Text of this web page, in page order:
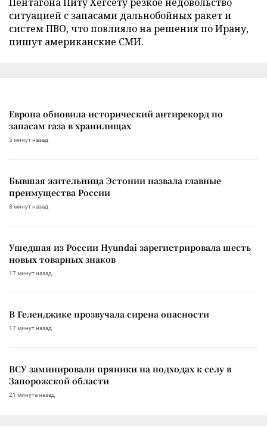
ситуацией с запасами дальнобойных ракет и
систем ПВО, что повлияло на решения по Ирану,
пишут американские СМИ.
Европа обновила исторический антирекорд по
запасам газа в хранилищах
5 минут назад
Бывшая жительница Эстонии назвала главные
преимущества России
8 минут назад
Ушедшая из России Hyundai зарегистрировала шесть
новых товарных знаков
17 минут назад
В Геленджике прозвучала сирена опасности
17 минут назад
ВСУ заминировали пряники на подходах к селу в
Запорожской области
21 минута назад